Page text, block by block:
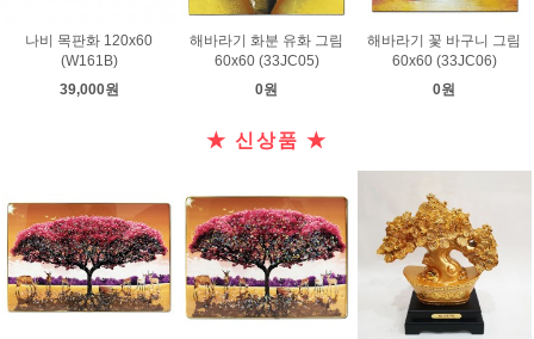
나비 목판화 120x60
(W161B)
39,000원
해바라기 화분 유화 그림
60x60 (33JC05)
0원
해바라기 꽃 바구니 그림
60x60 (33JC06)
0원
★ 신상품 ★